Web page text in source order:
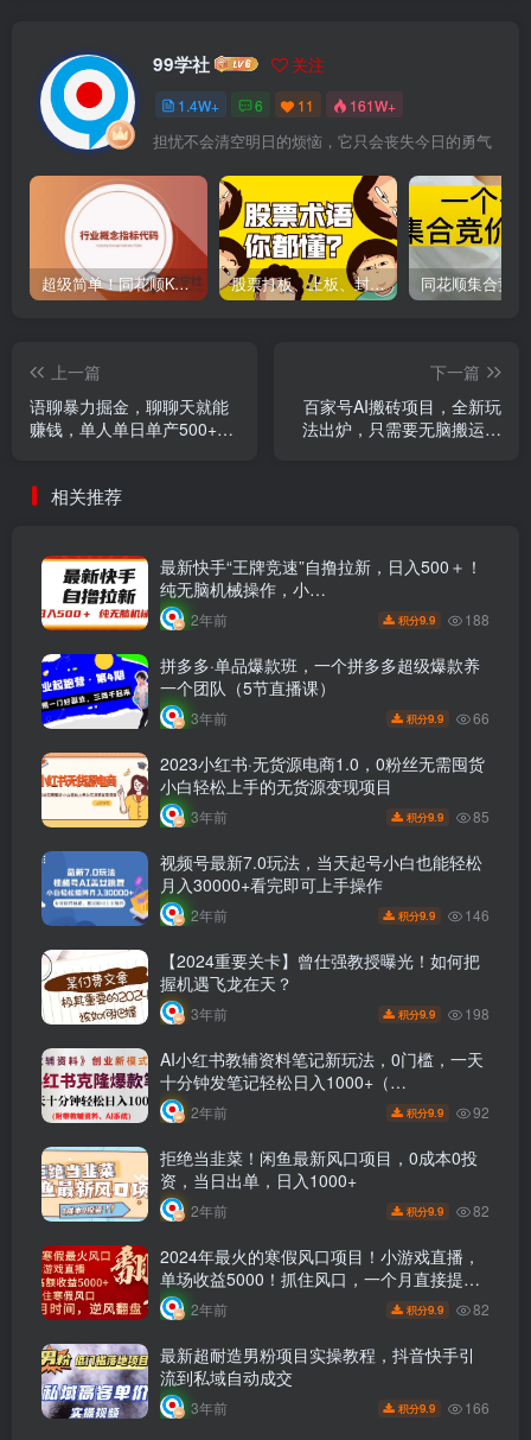
99学社 关注
1.4W+ 6 11 161W+
担忧不会清空明日的烦恼，它只会丧失今日的勇气
超级简单！同花顺K线界面显示行业概念指标代码图解 股票打板、上板、封板、翘板、炸板是什么意思？炒股你必须懂的暗语！
上一篇
语聊暴力掘金，聊聊天就能
赚钱，单人单日单产500+，
下一篇
百家号AI搬砖项目，全新玩
法出炉，只需要无脑搬运，
相关推荐
最新快手“王牌竞速”自撸拉新，日入500＋！
纯无脑机械操作，小…
2年前 积分9.9 188
拼多多·单品爆款班，一个拼多多超级爆款养
一个团队（5节直播课）
3年前 积分9.9 66
2023小红书·无货源电商1.0，0粉丝无需囤货
小白轻松上手的无货源变现项目
3年前 积分9.9 85
视频号最新7.0玩法，当天起号小白也能轻松
月入30000+看完即可上手操作
2年前 积分9.9 146
【2024重要关卡】曾仕强教授曝光！如何把
握机遇飞龙在天？
3年前 积分9.9 198
AI小红书教辅资料笔记新玩法，0门槛，一天
十分钟发笔记轻松日入1000+（…
2年前 积分9.9 92
拒绝当韭菜！闲鱼最新风口项目，0成本0投
资，当日出单，日入1000+
2年前 积分9.9 82
2024年最火的寒假风口项目！小游戏直播，
单场收益5000！抓住风口，一个月直接提
车！2年前 积分9.9 82
最新超耐造男粉项目实操教程，抖音快手引
流到私域自动成交
3年前 积分9.9 166